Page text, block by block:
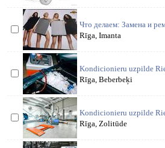
Что делаем: Замена и
Rīga, Imanta
Kondicionieru uzpilde
Rīga, Beberbeķi
Kondicionieru uzpilde
Rīga, Zolitūde